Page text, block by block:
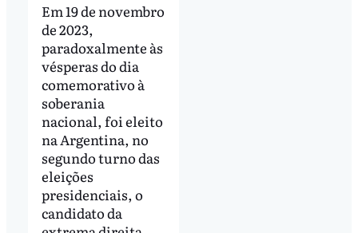
Em 19 de novembro
de 2023,
paradoxalmente às
vésperas do dia
comemorativo à
soberania
nacional, foi eleito
na Argentina, no
segundo turno das
eleições
presidenciais, o
candidato da